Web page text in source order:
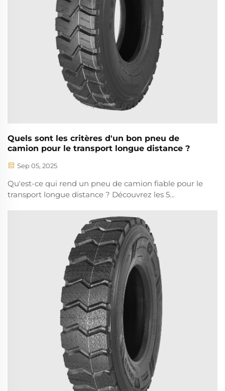
Quels sont les critères d'un bon pneu de
camion pour le transport longue distance ?
Sep 05, 2025
Qu'est-ce qui rend un pneu de camion fiable pour le
transport longue distance ? Découvrez les 5
de charge, l'efficacité énergétique, etc. Optimisez la
sécurité et réduisez les coûts dès maintenant.